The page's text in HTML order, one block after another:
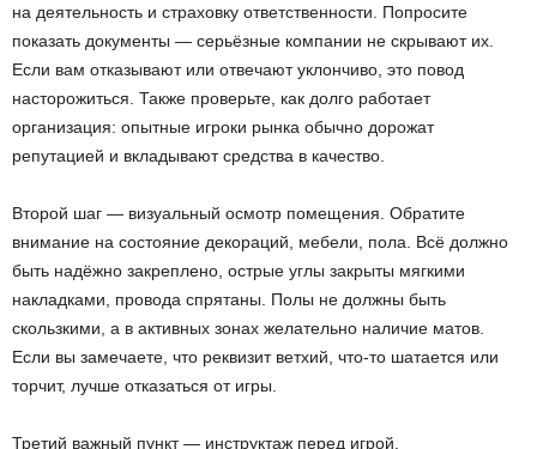
на деятельность и страховку ответственности. Попросите
показать документы — серьёзные компании не скрывают их.
Если вам отказывают или отвечают уклончиво, это повод
насторожиться. Также проверьте, как долго работает
организация: опытные игроки рынка обычно дорожат
репутацией и вкладывают средства в качество.
Второй шаг — визуальный осмотр помещения. Обратите
внимание на состояние декораций, мебели, пола. Всё должно
быть надёжно закреплено, острые углы закрыты мягкими
накладками, провода спрятаны. Полы не должны быть
скользкими, а в активных зонах желательно наличие матов.
Если вы замечаете, что реквизит ветхий, что-то шатается или
торчит, лучше отказаться от игры.
Третий важный пункт — инструктаж перед игрой.